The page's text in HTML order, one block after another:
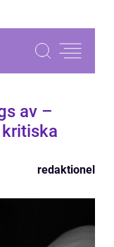
av –
redaktionel